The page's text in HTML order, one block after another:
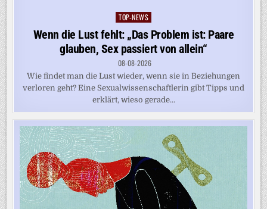
Posted
in
TOP-NEWS
Wenn die Lust fehlt: „Das Problem ist: Paare
glauben, Sex passiert von allein“
08-08-2026
Wie findet man die Lust wieder, wenn sie in Beziehungen
verloren geht? Eine Sexualwissenschaftlerin gibt Tipps und
erklärt, wieso gerade...